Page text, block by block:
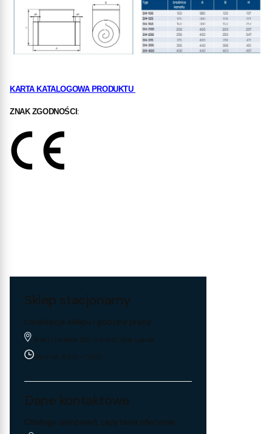
KARTA KATALOGOWA PRODUKTU
ZNAK ZGODNOŚCI :
Sklep stacjonarny
Lokalizacja sklepu i godziny pracy
Trakt Lubelski 195, 04-667 Warszawa
Pon-pt: 8:00 - 17:00
Dane kontaktowe
Obsługa zamówień, zapytania ofertowe